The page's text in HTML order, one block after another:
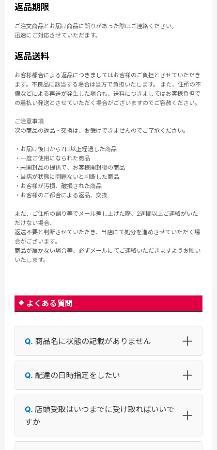
返品期限
ご注文商品とお届け商品に誤りがあった際はご連絡ください。
迅速にご対応させていただます。
返品送料
お客様都合による返品につきましてはお客様のご負担とさせていただき
ます。不良品に該当する場合は当方で負担いたします。 また、住所の不
備などによる再送が発生した場合も、送料につきましてはお客様負担で
の着払い発送とさせていただく場合がございますのでご容赦ください。
ご注意事項
次の商品の返品・交換は、お受けできませんのでご了承ください。
・お届け後日から7日以上経過した商品
・一度ご使用になられた商品
・未開封品の提供で、お客様開封後の商品
・当店が状態に問題ないと判断した商品
・お客様が汚損、破損された商品
・お客様のご都合による返品、交換
また、ご住所の誤り等でメール差し上げた際、2週間以上ご連絡がいた
だけない場合、
返送不要と判断させていただき、当店にて処分を進めさせていただく場
合がございます。
商品が届かない場合等、必ずメールにてご連絡いただきますようお願い
いたします。
よくある質問
商品名に状態の記載がありません
配達の日時指定をしたい
店頭受取はいつまでに受け取ればいいで
すか